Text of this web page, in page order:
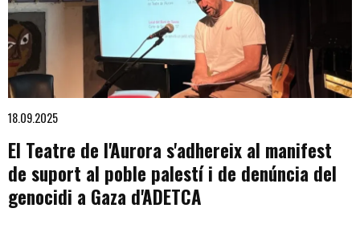
Diapositiva 1 de 1
18.09.2025
El Teatre de l'Aurora s'adhereix al manifest
de suport al poble palestí i de denúncia del
genocidi a Gaza d'ADETCA